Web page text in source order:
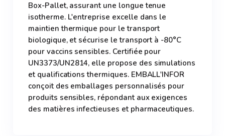
Box-Pallet, assurant une longue tenue
isotherme. L'entreprise excelle dans le
maintien thermique pour le transport
biologique, et sécurise le transport à -80°C
pour vaccins sensibles. Certifiée pour
UN3373/UN2814, elle propose des simulations
et qualifications thermiques. EMBALL'INFOR
conçoit des emballages personnalisés pour
produits sensibles, répondant aux exigences
des matières infectieuses et pharmaceutiques.